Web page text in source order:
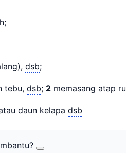
dsb;
tebu, dsb; 2 memasang atap
daun kelapa dsb